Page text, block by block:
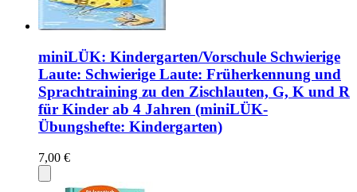
miniLÜK: Kindergarten/Vorschule Schwierige
Laute: Schwierige Laute: Früherkennung und
Sprachtraining zu den Zischlauten, G, K und R
für Kinder ab 4 Jahren (miniLÜK-
Übungshefte: Kindergarten)
7,00 €